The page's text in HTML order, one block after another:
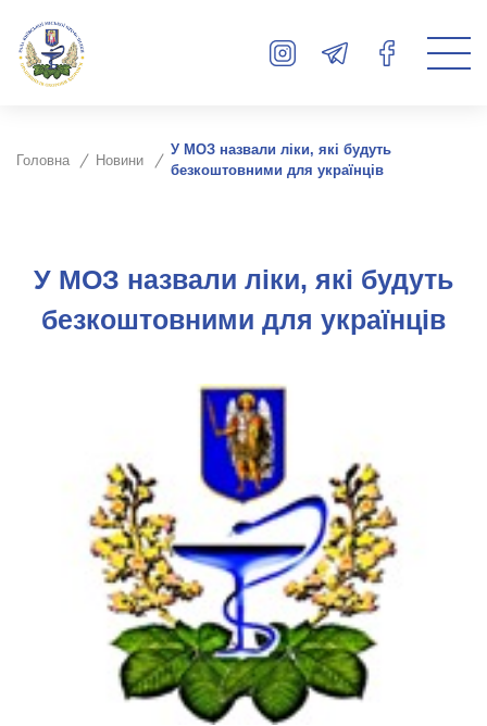
Головна Новини
У МОЗ назвали ліки, які будуть
безкоштовними для українців
У МОЗ назвали ліки, які будуть
безкоштовними для українців